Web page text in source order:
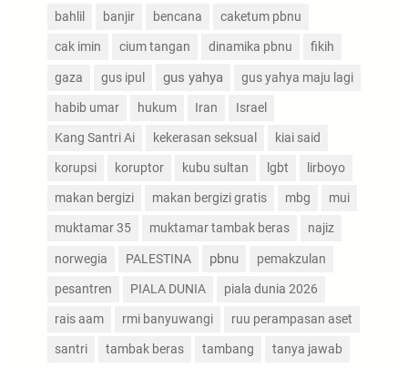
bahlil banjir bencana caketum pbnu
cak imin cium tangan dinamika pbnu fikih
gaza gus ipul gus yahya gus yahya maju lagi
habib umar hukum Iran Israel
Kang Santri Ai kekerasan seksual kiai said
korupsi koruptor kubu sultan lgbt lirboyo
makan bergizi makan bergizi gratis mbg mui
muktamar 35 muktamar tambak beras najiz
norwegia PALESTINA pbnu pemakzulan
pesantren PIALA DUNIA piala dunia 2026
rais aam rmi banyuwangi ruu perampasan aset
santri tambak beras tambang tanya jawab